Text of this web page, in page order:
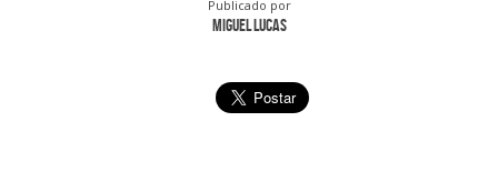
Publicado por
Miguel Lucas